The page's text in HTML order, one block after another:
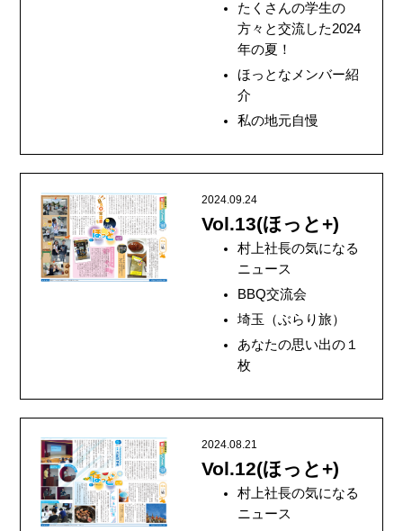
たくさんの学生の
方々と交流した2024
年の夏！
ほっとなメンバー紹
介
私の地元自慢
2024.09.24
Vol.13(ほっと+)
村上社長の気になる
ニュース
BBQ交流会
埼玉（ぶらり旅）
あなたの思い出の１
枚
2024.08.21
Vol.12(ほっと+)
村上社長の気になる
ニュース